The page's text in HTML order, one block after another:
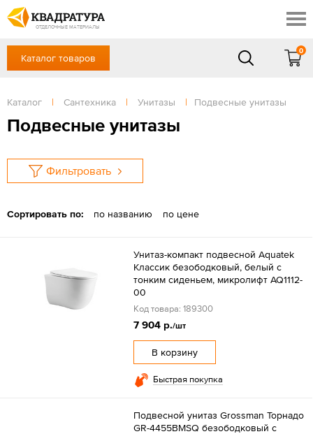
ОТДЕЛОЧНЫЕ МАТЕРИАЛЫ
Профи
Доставка и оплата
Готовые решения
Акции
Отзывы
+7 (3852) 55-58-09
Сб, Вс — выходной
ЗАКАЗАТЬ ЗВОНОК
Каталог товаров
0
Каталог | Сантехника | Унитазы | Подвесные унитазы
Подвесные унитазы
Фильтровать
Сортировать по: по названию по цене
Унитаз-компакт подвесной Aquatek
Классик безободковый, белый с
тонким сиденьем, микролифт AQ1112-
00
Код товара: 189300
7 904 р./шт
В корзину
Быстрая покупка
Подвесной унитаз Grossman Торнадо
GR-4455BMSQ безободковый с